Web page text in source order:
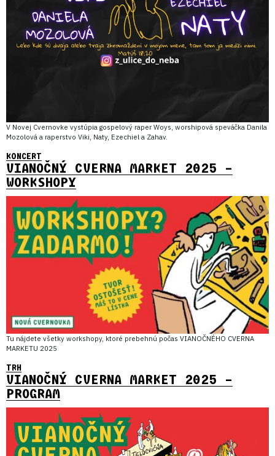
V Novej Cvernovke vystúpia gospelový raper Woys, worshipová speváčka Danila
Mozolová a raperstvo Viki, Naty, Ezechiel a Zahav.
KONCERT
VIANOČNÝ CVERNA MARKET 2025 –
WORKSHOPY
Tu nájdete všetky workshopy, ktoré prebehnú počas VIANOČNÉHO CVERNA
MARKETU 2025
TRH
VIANOČNÝ CVERNA MARKET 2025 –
PROGRAM